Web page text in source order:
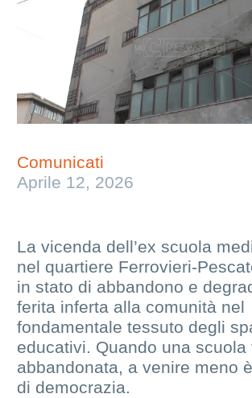
Comunicati
Aprile 12, 2026
La vicenda dell’ex scuola
nel quartiere Ferrovieri-
in stato di abbandono e
ferita inferta alla comunità nel
fondamentale tessuto degli
educativi. Quando una scuola
abbandonata, a venire meno
di democrazia.